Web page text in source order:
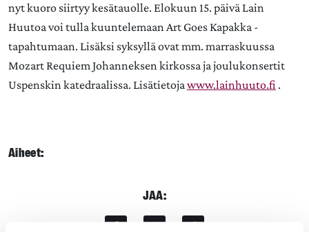
nyt kuoro siirtyy kesätauolle. Elokuun 15. päivä Lain
Huutoa voi tulla kuuntelemaan Art Goes Kapakka -
tapahtumaan. Lisäksi syksyllä ovat mm. marraskuussa
Mozart Requiem Johanneksen kirkossa ja joulukonsertit
Uspenskin katedraalissa. Lisätietojawww.lainhuuto.fi .
Aiheet:
JAA: